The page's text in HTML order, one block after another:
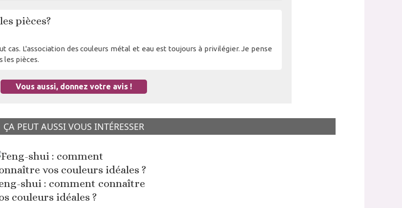
pièces?
cas. L'association des couleurs métal et eau est toujours à privilégier. Je pense
les pièces.
Vous aussi, donnez votre avis !
ÇA PEUT AUSSI VOUS INTÉRESSER
shui : comment connaître
couleurs idéales ?